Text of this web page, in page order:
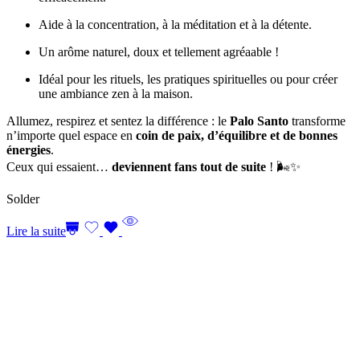
Aide à la concentration, à la méditation et à la détente.
Un arôme naturel, doux et tellement agréaable !
Idéal pour les rituels, les pratiques spirituelles ou pour créer
une ambiance zen à la maison.
Allumez, respirez et sentez la différence : le Palo Santo transforme
n’importe quel espace en coin de paix, d’équilibre et de bonnes
énergies.
Ceux qui essaient… deviennent fans tout de suite ! 🌬️✨
Solder
Lire la suite